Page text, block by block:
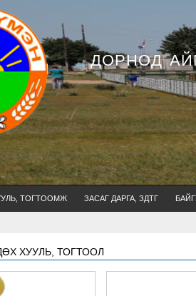
ДОРНОД
ТОГТООМЖ ЗАСАГ ДАРГА, ЗДТГ
ХУУЛЬ, ТОГТООЛ